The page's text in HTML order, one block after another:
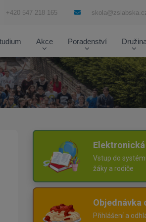
+420 547 218 165
Akce Poradenství
Elektronická
Vstup do
žáky a rodiče
Objednávka
Přihlášení a